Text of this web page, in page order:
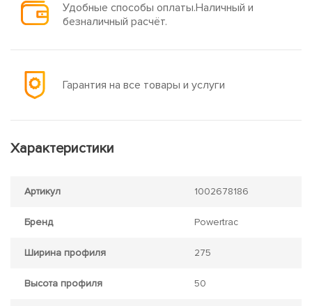
Удобные способы оплаты.Наличный и
безналичный расчёт.
Гарантия на все товары и услуги
Характеристики
Артикул 1002678186
Бренд Powertrac
Ширина профиля 275
Высота профиля 50